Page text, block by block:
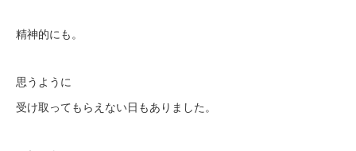
精神的にも。
思うように
受け取ってもらえない日もありました。